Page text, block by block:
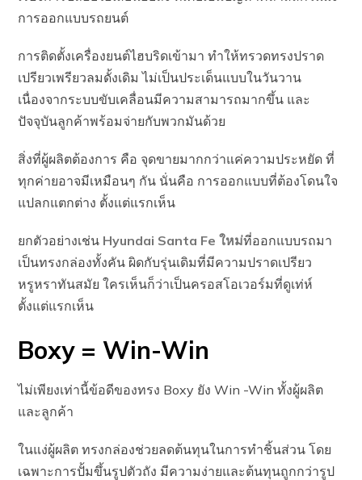
การออกแบบรถยนต์
การติดตั้งเครื่องยนต์ไฮบริดเข้ามา ทำให้ทรวดทรงปราด
เปรียวเพรียวลมดั้งเดิม ไม่เป็นประเด็นแบบในวันวาน
เนื่องจากระบบขับเคลื่อนมีความสามารถมากขึ้น และ
ปัจจุบันลูกค้าพร้อมจ่ายกับพวกมันด้วย
สิ่งที่ผู้ผลิตต้องการ คือ จุดขายมากกว่าแค่ความประหยัด ที่
ทุกค่ายอาจมีเหมือนๆ กัน นั่นคือ การออกแบบที่ต้องโดนใจ
แปลกแตกต่าง ตั้งแต่แรกเห็น
ยกตัวอย่างเช่น Hyundai Santa Fe ใหม่ที่ออกแบบรถมา
เป็นทรงกล่องทั้งคัน ผิดกับรุ่นเดิมที่มีความปราดเปรียว
หรูหราทันสมัย ใครเห็นก็ว่าเป็นครอสโอเวอร์มที่ดูเท่ห์
ตั้งแต่แรกเห็น
Boxy = Win-Win
ไม่เพียงเท่านี้ข้อดีของทรง Boxy ยัง Win -Win ทั้งผู้ผลิต
และลูกค้า
ในแง่ผู้ผลิต ทรงกล่องช่วยลดต้นทุนในการทำชิ้นส่วน โดย
เฉพาะการปั้มขึ้นรูปตัวถัง มีความง่ายและต้นทุนถูกกว่ารูป